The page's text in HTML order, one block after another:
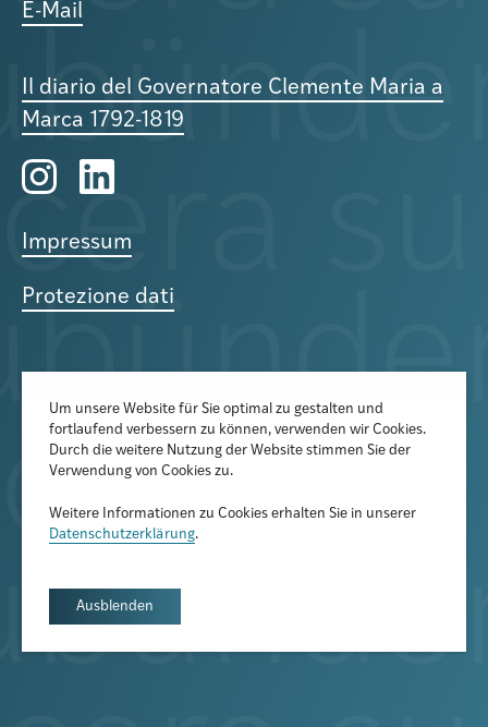
E-Mail
Il diario del Governatore Clemente Maria a
Marca 1792-1819
Impressum
Protezione dati
Der Newsletter informiert über
aktuelle Veranstaltungen,
Publikationen und
Forschungsprojekte
Newsletter abonnieren
Um unsere Website für Sie optimal zu gestalten und
fortlaufend verbessern zu können, verwenden wir Cookies.
Durch die weitere Nutzung der Website stimmen Sie der
Verwendung von Cookies zu.
Weitere Informationen zu Cookies erhalten Sie in unserer
Datenschutzerklärung.
Ausblenden